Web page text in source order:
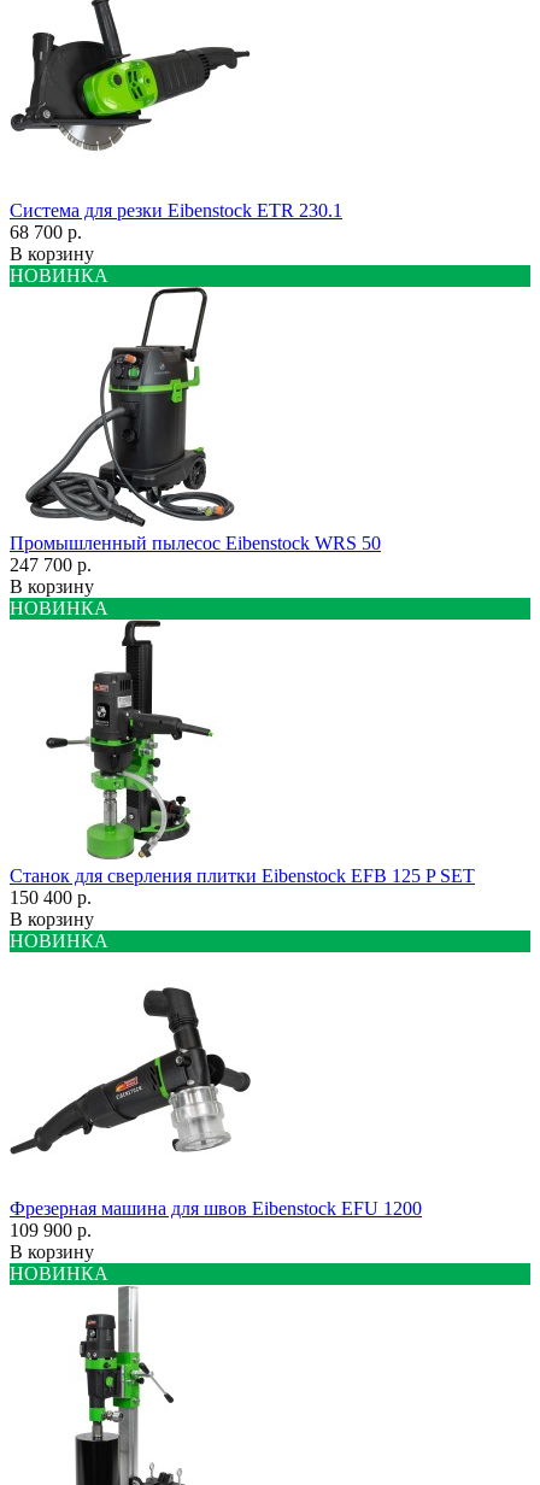
Система для резки Eibenstock ETR 230.1
68 700 р.
В корзину
НОВИНКА
Промышленный пылесос Eibenstock WRS 50
247 700 р.
В корзину
НОВИНКА
Станок для сверления плитки Eibenstock EFB 125 P SET
150 400 р.
В корзину
НОВИНКА
Фрезерная машина для швов Eibenstock EFU 1200
109 900 р.
В корзину
НОВИНКА